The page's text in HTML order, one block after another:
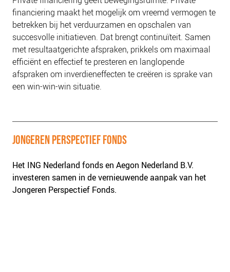
financiering maakt het mogelijk om vreemd vermogen te
betrekken bij het verduurzamen en opschalen van
succesvolle initiatieven. Dat brengtcontinuïteit. Samen
met resultaatgerichte afspraken, prikkels om maximaal
efficiënten effectief te presteren en langlopende
afspraken om inverdieneffecten tecreëren is sprake van
een win-win-win situatie.
JONGEREN PERSPECTIEF FONDS
Het ING Nederland fonds en Aegon Nederland B.V.
investeren samen in de vernieuwende aanpak van het
Jongeren Perspectief Fonds.